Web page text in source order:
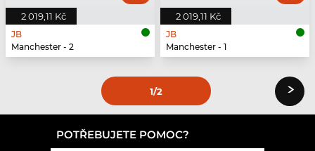
2 019,11 Kč
JB
Manchester - 2
2 019,11 Kč
JB
Manchester - 1
1/2 ›
POTŘEBUJETE POMOC?